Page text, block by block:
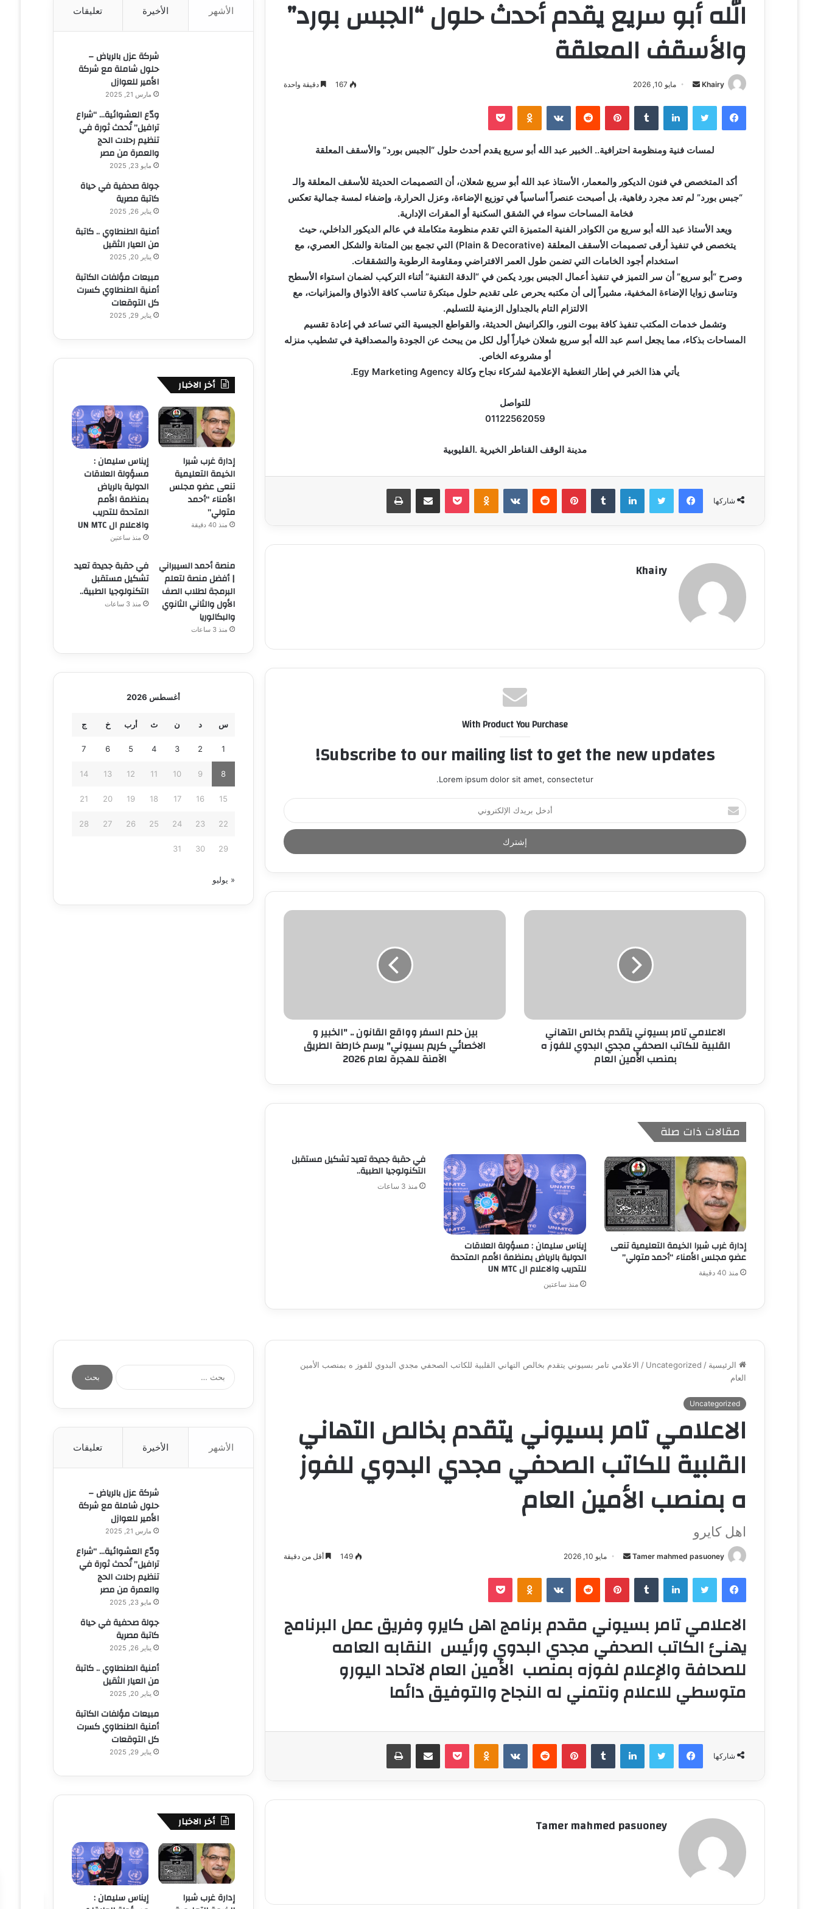
الله أبو سريع يقدم أحدث حلول “الجبس بورد”
والأسقف المعلقة
Khairy
أ
ل
د
ا
ل
ك
و
مايو 10, 2026 167 دقيقة واحدة
فيسبوك تويتر لينكدإن ‏Tumblr بينتيريست ‏Reddit
‏VKontakte
Odnoklassniki بوكيت
لمسات فنية ومنظومة احترافية.. الخبير عبد الله أبو سريع يقدم أحدث حلول “الجبس بورد” والأسقف المعلقة
أكد المتخصص في فنون الديكور والمعمار، الأستاذ عبد الله أبو سريع شعلان، أن التصميمات الحديثة للأسقف المعلقة والـ
“جبس بورد” لم تعد مجرد رفاهية، بل أصبحت عنصراً أساسياً في توزيع الإضاءة، وعزل الحرارة، وإضفاء لمسة جمالية تعكس
فخامة المساحات سواء في الشقق السكنية أو المقرات الإدارية.
ويعد الأستاذ عبد الله أبو سريع من الكوادر الفنية المتميزة التي تقدم منظومة متكاملة في عالم الديكور الداخلي، حيث
يتخصص في تنفيذ أرقى تصميمات الأسقف المعلقة (Plain & Decorative) التي تجمع بين المتانة والشكل العصري، مع
استخدام أجود الخامات التي تضمن طول العمر الافتراضي ومقاومة الرطوبة والتشققات.
وصرح “أبو سريع” أن سر التميز في تنفيذ أعمال الجبس بورد يكمن في “الدقة التقنية” أثناء التركيب لضمان استواء الأسطح
وتناسق زوايا الإضاءة المخفية، مشيراً إلى أن مكتبه يحرص على تقديم حلول مبتكرة تناسب كافة الأذواق والميزانيات، مع
الالتزام التام بالجداول الزمنية للتسليم.
وتشمل خدمات المكتب تنفيذ كافة بيوت النور، والكرانيش الحديثة، والقواطع الجبسية التي تساعد في إعادة تقسيم
المساحات بذكاء، مما يجعل اسم عبد الله أبو سريع شعلان خياراً أول لكل من يبحث عن الجودة والمصداقية في تشطيب منزله
أو مشروعه الخاص.
يأتي هذا الخبر في إطار التغطية الإعلامية لشركاء نجاح وكالة Egy Marketing Agency.
للتواصل
01122562059
مدينة الوقف القناطر الخيرية .القليوبية
شاركها
فيسبوك تويتر لينكدإن ‏Tumblr بينتيريست ‏Reddit
‏VKontakte
Odnoklassniki بوكيت مشاركة عبر البريد طباعة
Khairy
With Product You Purchase
Subscribe to our mailing list to get the new updates!
Lorem ipsum dolor sit amet, consectetur.
أ
د
خ
ل
د
ا
الاعلامي تامر بسيوني يتقدم بخالص التهاني
القلبية للكاتب الصحفي مجدي البدوي للفوز ه
بمنصب الأمين العام
بين حلم السفر وواقع القانون .. "الخبير و
الاخصائي كريم بسيوني" يرسم خارطة الطريق
الآمنة للهجرة لعام 2026
مقالات ذات صلة
إدارة غرب شبرا الخيمة التعليمية تنعى
عضو مجلس الأمناء “أحمد متولي”
منذ 40 دقيقة
إيناس سليمان : مسؤولة العلاقات
الدولية بالرياض بمنظمة الأمم المتحدة
للتدريب والاعلام ال UN MTC
منذ ساعتين
في حقبة جديدة تعيد تشكيل مستقبل
التكنولوجيا الطبية..
منذ 3 ساعات
الأشهر الأخيرة تعليقات
شركة عزل بالرياض –
حلول شاملة مع شركة
الأمير للعوازل
مارس 21, 2025
ودّع العشوائية… “شراع
ترافيل” تُحدث ثورة في
تنظيم رحلات الحج
والعمرة من مصر
مايو 23, 2025
جولة صحفية في حياة
كاتبة مصرية
يناير 26, 2025
أمنية الطنطاوي .. كاتبة
من العيار الثقيل
يناير 20, 2025
مبيعات مؤلفات الكاتبة
أمنية الطنطاوي كسرت
كل التوقعات
يناير 29, 2025
أخر الاخبار
إدارة غرب شبرا
الخيمة التعليمية
تنعى عضو مجلس
الأمناء “أحمد
متولي”
منذ 40 دقيقة
إيناس سليمان :
مسؤولة العلاقات
الدولية بالرياض
بمنظمة الأمم
المتحدة للتدريب
والاعلام ال UN MTC
منذ ساعتين
منصة أحمد السيبراني
| أفضل منصة لتعلم
البرمجة لطلاب الصف
الأول والثاني الثانوي
والبكالوريا
منذ 3 ساعات
في حقبة جديدة تعيد
تشكيل مستقبل
التكنولوجيا الطبية..
منذ 3 ساعات
أغسطس 2026
س د ن ث أرب خ ج
1
2
3
4
5
6
7
8
9
10
11
12
13
14
15
16
17
18
19
20
21
22
23
24
25
26
27
28
29
30
31
« يوليو